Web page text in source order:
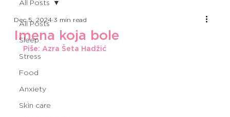
All Posts
Sleep
Stress
Food
Anxiety
Skin care
All Posts
Imena koja bole
Dec 5, 2024 3 min read
Piše: Azra Šeta Hadžić